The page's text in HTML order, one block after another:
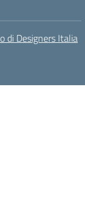
di Designers Italia